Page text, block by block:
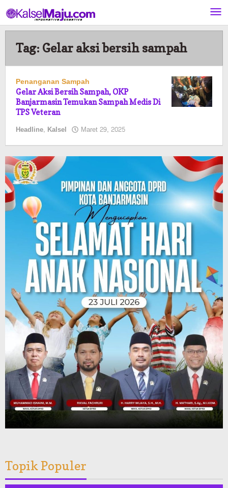
ke
konten
Tag: Gelar aksi bersih sampah
Penanganan Sampah
Gelar Aksi Bersih Sampah, OKP
Banjarmasin Temukan Sampah Medis Di
TPS Veteran
Headline, Kalsel Maret 29, 2025
Topik Populer